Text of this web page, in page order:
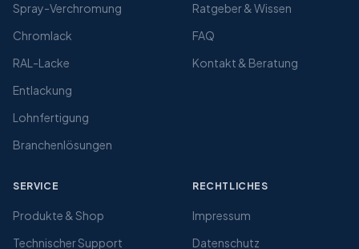
Spray-Verchromung
Chromlack
RAL-Lacke
Entlackung
Lohnfertigung
Branchenlösungen
Ratgeber & Wissen
FAQ
Kontakt & Beratung
SERVICE
Produkte & Shop
Technischer Support
RECHTLICHES
Impressum
Datenschutz